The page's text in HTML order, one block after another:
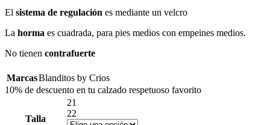
El sistema de regulación es mediante un velcro
La horma es cuadrada, para pies medios con empeines medios.
No tienen contrafuerte
MarcasBlanditos by Crios
10% de descuento en tu calzado respetuoso favorito
Talla
21
22